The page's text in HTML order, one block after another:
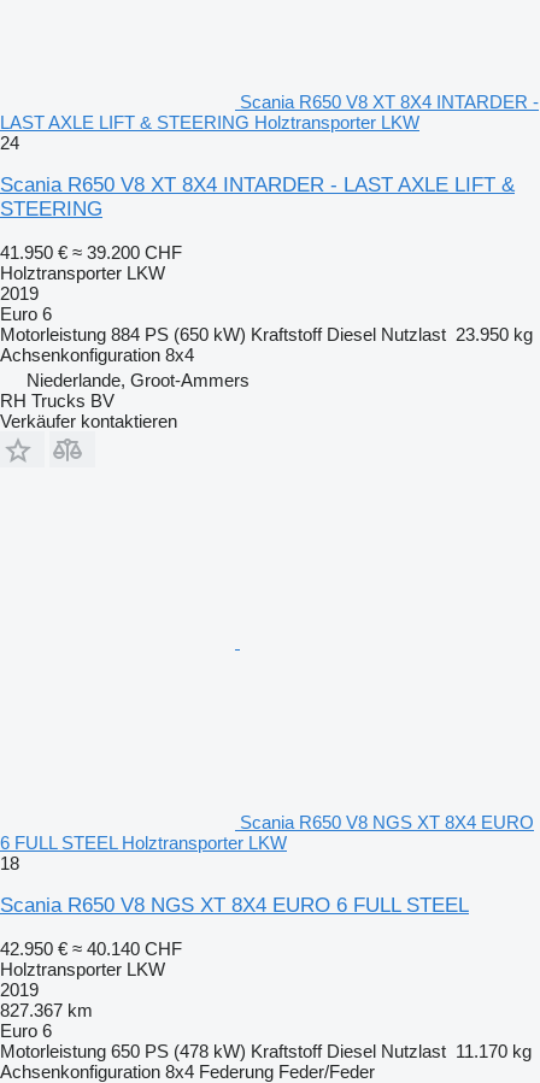
Scania R650 V8 XT 8X4 INTARDER -
LAST AXLE LIFT & STEERING Holztransporter LKW
24
Scania R650 V8 XT 8X4 INTARDER - LAST AXLE LIFT &
STEERING
41.950 € ≈ 39.200 CHF
Holztransporter LKW
2019
Euro 6
Motorleistung 884 PS (650 kW) Kraftstoff Diesel Nutzlast 23.950 kg
Achsenkonfiguration 8x4
Niederlande, Groot-Ammers
RH Trucks BV
Verkäufer kontaktieren
Scania R650 V8 NGS XT 8X4 EURO
6 FULL STEEL Holztransporter LKW
18
Scania R650 V8 NGS XT 8X4 EURO 6 FULL STEEL
42.950 € ≈ 40.140 CHF
Holztransporter LKW
2019
827.367 km
Euro 6
Motorleistung 650 PS (478 kW) Kraftstoff Diesel Nutzlast 11.170 kg
Achsenkonfiguration 8x4 Federung Feder/Feder